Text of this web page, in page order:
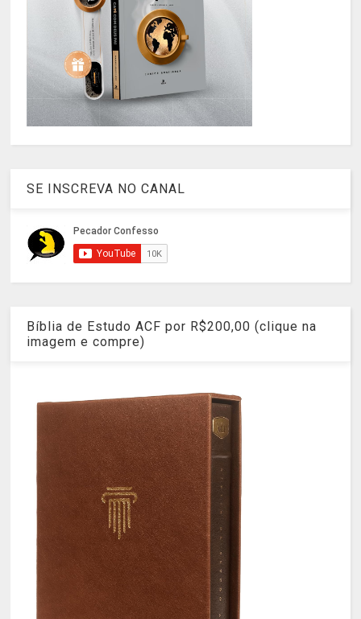
SE INSCREVA NO CANAL
Bíblia de Estudo ACF por R$200,00 (clique na
imagem e compre)